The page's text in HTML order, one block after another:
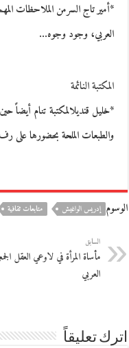
*أمير تاج السرمن الملاحظات
العربي، وجود وجوه…
المكتبة النائمة
*خليل قنديلالمكتبة تنام أيضاً
والطبعات الملحة بحضورها على
الوسوم إدريس الواغيش متابعات ثقافية
السابق
مأساة المرأة في لاوعي العقل
العربي
اترك تعليقاً